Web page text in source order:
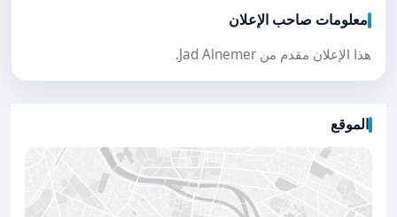
معلومات صاحب الإعلان
هذا الإعلان مقدم من Jad Alnemer.
الموقع